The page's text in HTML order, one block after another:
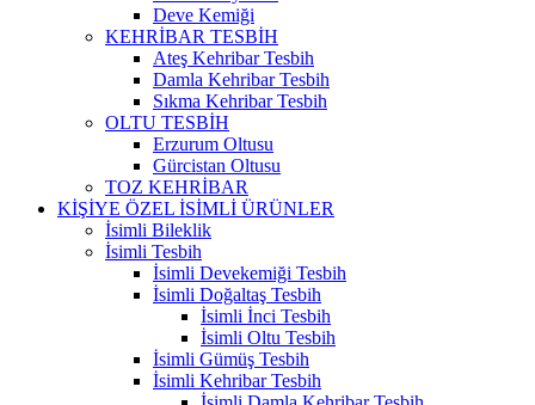
Deve Kemiği
KEHRİBAR TESBİH
Ateş Kehribar Tesbih
Damla Kehribar Tesbih
Sıkma Kehribar Tesbih
OLTU TESBİH
Erzurum Oltusu
Gürcistan Oltusu
TOZ KEHRİBAR
KİŞİYE ÖZEL İSİMLİ ÜRÜNLER
İsimli Bileklik
İsimli Tesbih
İsimli Devekemiği Tesbih
İsimli Doğaltaş Tesbih
İsimli İnci Tesbih
İsimli Oltu Tesbih
İsimli Gümüş Tesbih
İsimli Kehribar Tesbih